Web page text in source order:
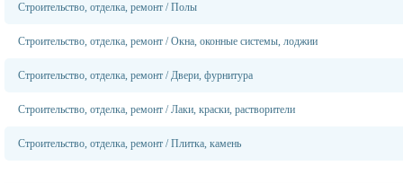
Строительство, отделка, ремонт /Полы
Строительство, отделка, ремонт /Окна, оконные системы, лоджии
Строительство, отделка, ремонт /Двери, фурнитура
Строительство, отделка, ремонт /Лаки, краски, растворители
Строительство, отделка, ремонт /Плитка, камень